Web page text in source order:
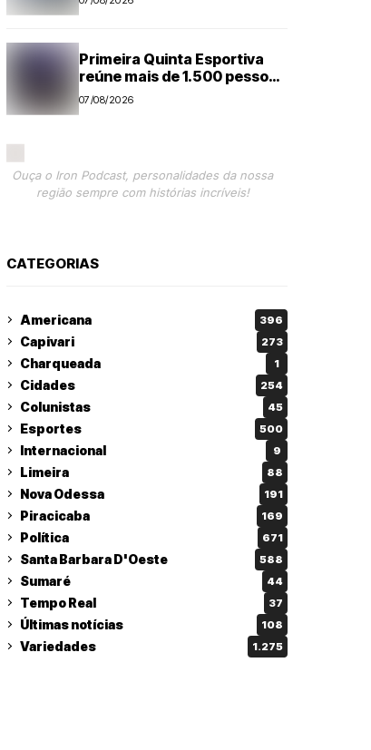
Primeira Quinta Esportiva
reúne mais de 1.500 pessoas
em noite histórica para
07/08/2026
Ouça o Iron Podcast, personalidades da nossa
região sempre com histórias incríveis!
CATEGORIAS
Americana 396
Capivari 273
Charqueada 1
Cidades 254
Colunistas 45
Esportes 500
Internacional 9
Limeira 88
Nova Odessa 191
Piracicaba 169
Política 671
Santa Barbara D'Oeste 588
Sumaré 44
Tempo Real 37
Últimas notícias 108
Variedades 1.275